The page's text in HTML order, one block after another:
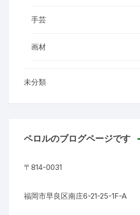
手芸
画材
未分類
ペロルのブログページです
〒814-0031
福岡市早良区南庄6-21-25-1F-A